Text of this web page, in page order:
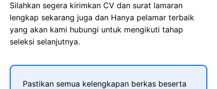
Silahkan segera kirimkan CV dan surat lamaran
lengkap sekarang juga dan Hanya pelamar terbaik
yang akan kami hubungi untuk mengikuti tahap
seleksi selanjutnya.
Pastikan semua kelengkapan berkas beserta